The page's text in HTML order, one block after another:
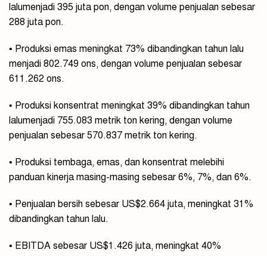
lalumenjadi 395 juta pon, dengan volume penjualan sebesar
288 juta pon.
• Produksi emas meningkat 73% dibandingkan tahun lalu
menjadi 802.749 ons, dengan volume penjualan sebesar
611.262 ons.
• Produksi konsentrat meningkat 39% dibandingkan tahun
lalumenjadi 755.083 metrik ton kering, dengan volume
penjualan sebesar 570.837 metrik ton kering.
• Produksi tembaga, emas, dan konsentrat melebihi
panduan kinerja masing-masing sebesar 6%, 7%, dan 6%.
• Penjualan bersih sebesar US$2.664 juta, meningkat 31%
dibandingkan tahun lalu.
• EBITDA sebesar US$1.426 juta, meningkat 40%